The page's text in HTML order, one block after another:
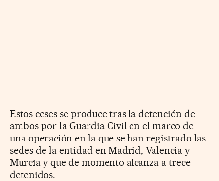
Estos ceses se produce tras la detención de
ambos por la Guardia Civil en el marco de
una operación en la que se han registrado las
sedes de la entidad en Madrid, Valencia y
Murcia y que de momento alcanza a trece
detenidos.